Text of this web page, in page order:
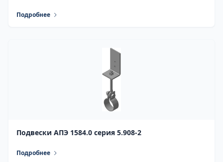
Подробнее
Подвески АПЭ 1584.0 серия 5.908-2
Подробнее